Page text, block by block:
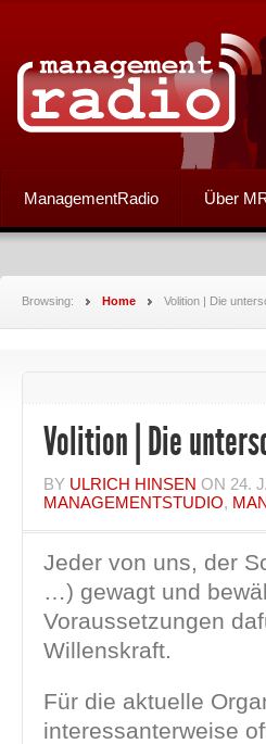
ManagementRadio Über
Browsing: Home Volition | Die
Volition | Die
BY ULRICH HINSEN ON 24.
MANAGEMENTSTUDIO,
Jeder von uns, der
…) gewagt und
Voraussetzungen
Willenskraft.
Für die aktuelle
interessanterweise